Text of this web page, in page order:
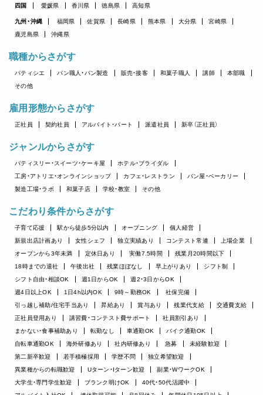
四国 愛媛県 香川県 徳島県 高知県
九州・沖縄 福岡県 佐賀県 長崎県 熊本県 大分県
宮崎県
鹿児島県
沖縄県
職種からさがす
パティシエ パン職人・パン製造 販売・接客 和菓子職人 講師
本部職
その他
雇用形態からさがす
正社員 契約社員 アルバイト・パート 派遣社員 新卒（正社員）
ジャンルからさがす
パティスリー・スイーツ・ケーキ屋
ホテル・ブライダル
工房・アトリエ・オンラインショップ
カフェ・レストラン
パン屋・ベーカリー
製造工場・ラボ
和菓子店 学校・教室 その他
こだわり条件からさがす
子育て応援 駅から徒歩5分以内 オープニング
個人経営
新規出店計画あり
女性シェフ 独立実績あり コンテスト常連
上場企業
オープンから3年未満
定休日あり 実働7.5時間
残業月20時間以下
18時までの退社
午後出社 残業ほぼなし 早上がりあり
シフト制
シフト自由・相談OK
週1日からOK
週2・3日からOK
週4日以上OK
1日4h以内OK 9時～勤務OK
社保完備
引っ越し補助/住宅手当あり
昇給あり 賞与あり 残業代支給
交通費支給
正社員登用あり
講習費・コンテスト費サポート
社員割引あり
まかない・食事補助あり
転勤なし 車通勤OK
バイク通勤OK
自転車通勤OK
海外研修あり 社内研修あり 急募
未経験歓迎
第二新卒歓迎
若手積極採用 学歴不問
独立希望歓迎
異業種からの転職歓迎
Uターン・Iターン歓迎
副業・WワークOK
大学生・専門学生歓迎
ブランク明けOK
40代・50代活躍中